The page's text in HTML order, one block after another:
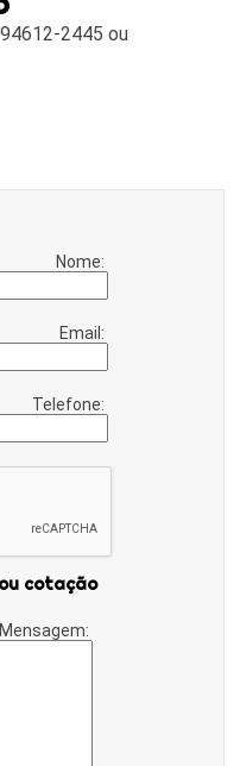
2445 ou
Nome:
Email:
Telefone:
cotação
Mensagem: